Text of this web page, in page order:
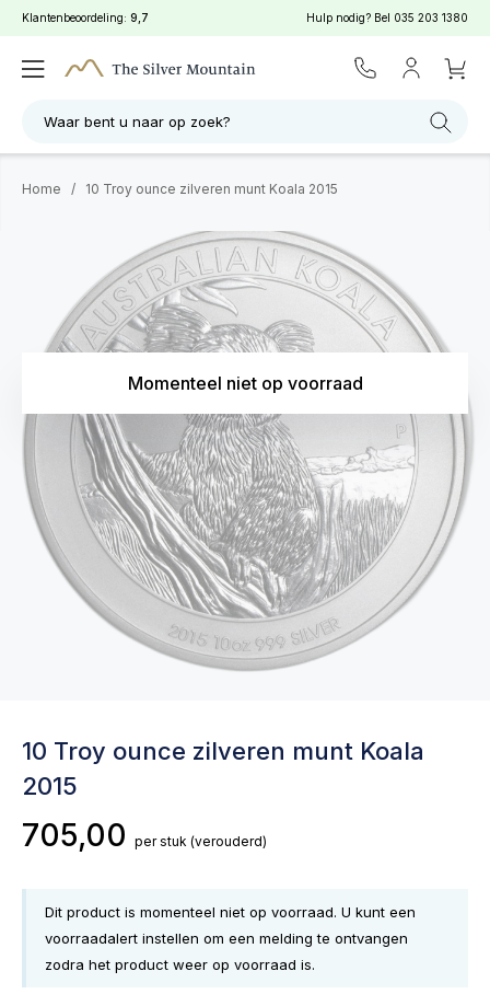
Klantenbeoordeling: 9,7 Hulp nodig? Bel 035 203 1380
Waar bent u naar op zoek?
Home / 10 Troy ounce zilveren munt Koala 2015
Momenteel niet op voorraad
10 Troy ounce zilveren munt Koala
2015
705,00 per stuk (verouderd)
Dit product is momenteel niet op voorraad. U kunt een
voorraadalert instellen om een melding te ontvangen
zodra het product weer op voorraad is.